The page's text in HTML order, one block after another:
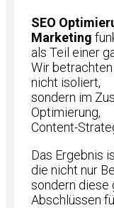
SEO
Marketing
als Teil einer
Wir
nicht isoliert,
sondern im
Optimierung,
Content-
Das Ergebnis
die nicht nur
sondern diese
Abschlüssen